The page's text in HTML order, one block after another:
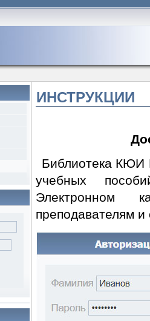
ИНСТРУКЦИИ
Библиотека КЮИ
учебных
Электронном
преподавателям